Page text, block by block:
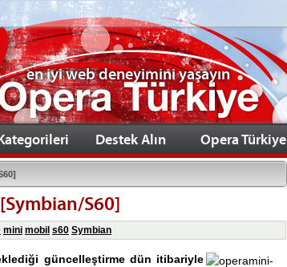
en iyi web deneyimini yaşayın
Destek Alın Opera Türkiye
S60]
mini mobil s60 Symbian
güncelleştirme dün itibariyle